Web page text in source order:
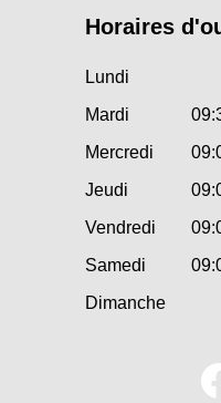
Horaires
Lundi
Mardi
Mercredi
Jeudi
Vendredi
Samedi
Dimanche